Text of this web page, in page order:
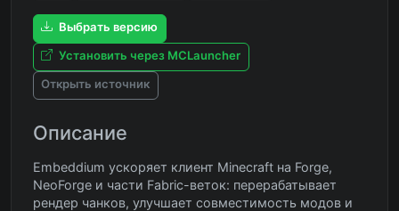
Выбрать версию
Установить через MCLauncher
Открыть источник
Описание
Embeddium ускоряет клиент Minecraft на Forge,
NeoForge и части Fabric-веток: перерабатывает
рендер чанков, улучшает совместимость модов и